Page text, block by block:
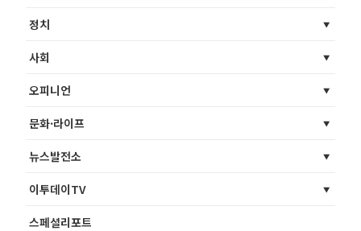
정치
사회
오피니언
문화·라이프
뉴스발전소
이투데이TV
스페셜리포트